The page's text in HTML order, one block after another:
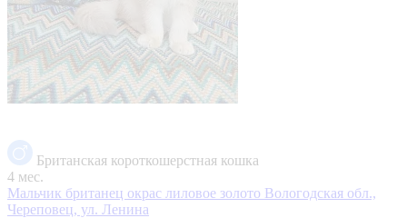
Британская короткошерстная кошка
4 мес.
Мальчик британец окрас лиловое золото Вологодская обл.,
Череповец, ул. Ленина